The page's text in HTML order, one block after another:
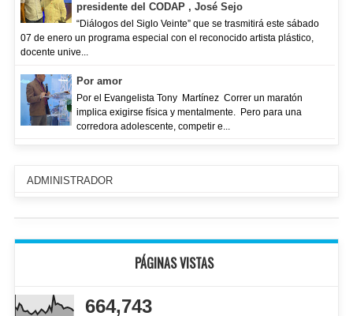
presidente del CODAP , José Sejo
“Diálogos del Siglo Veinte” que se trasmitirá este sábado
07 de enero un programa especial con el reconocido artista plástico,
docente unive...
Por amor
Por el Evangelista Tony Martínez Correr un maratón
implica exigirse física y mentalmente. Pero para una
corredora adolescente, competir e...
ADMINISTRADOR
PÁGINAS VISTAS
664,743